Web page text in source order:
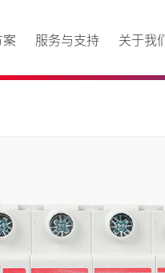
案 服务与支持 关于我们